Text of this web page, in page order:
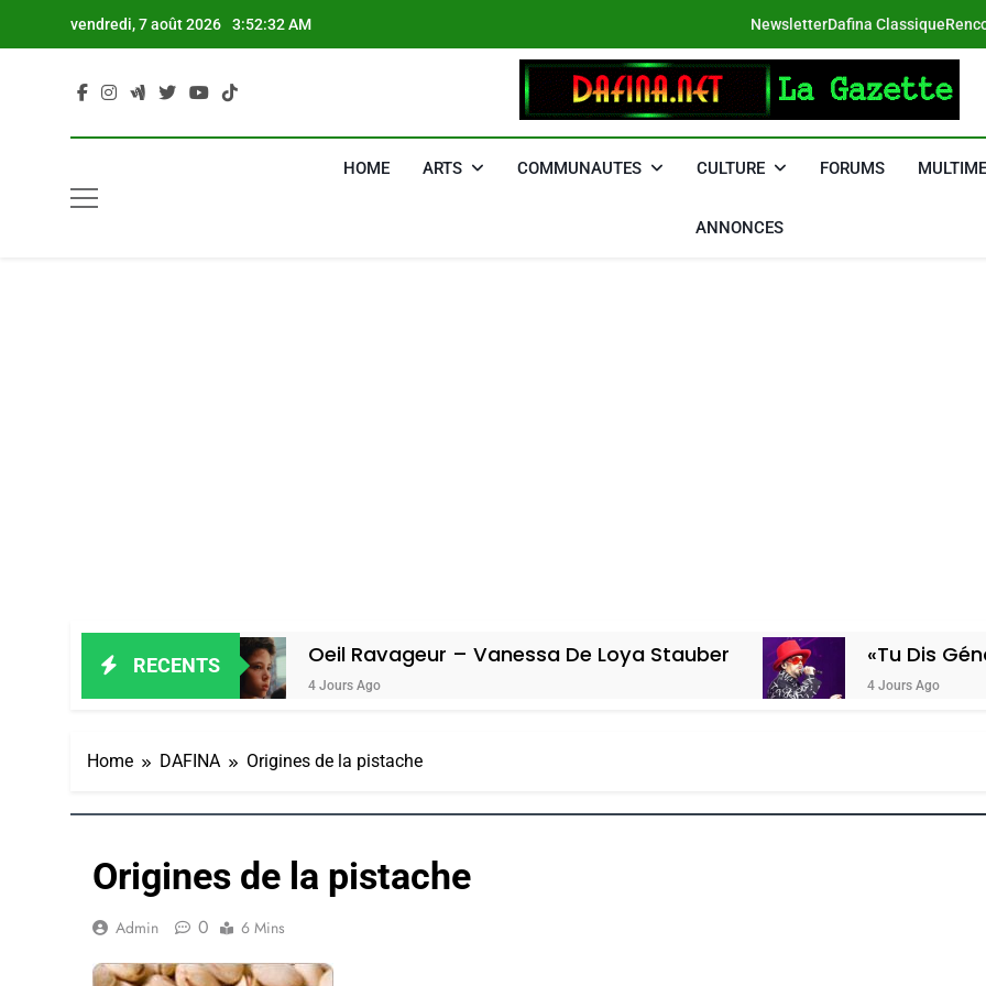
vendredi, 7 août 2026 3:52:33 AM NewsletterDafina Classique
DAFINA
HOME ARTS COMMUNAUTES CULTURE FORUMS
ANNONCES
RECENTSOeil Ravageur – Vanessa De Loya Stauber
4 Jours Ago
«Tu Dis Génocide, Je
4 Jours Ago
Home DAFINA Origines de la pistache
Origines de la pistache
Admin 0 6 Mins